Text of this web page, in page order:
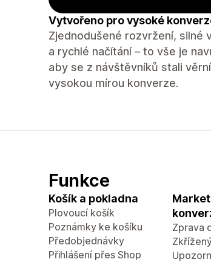
Vytvořeno pro vysoké
Zjednodušené rozvržení, silné
a rychlé načítání – to vše je
aby se z návštěvníků stali
vysokou mírou konverze.
Funkce
Košík a pokladna
Plovoucí košík
Poznámky ke košíku
Předobjednávky
Přihlášení přes Shop
Zprava